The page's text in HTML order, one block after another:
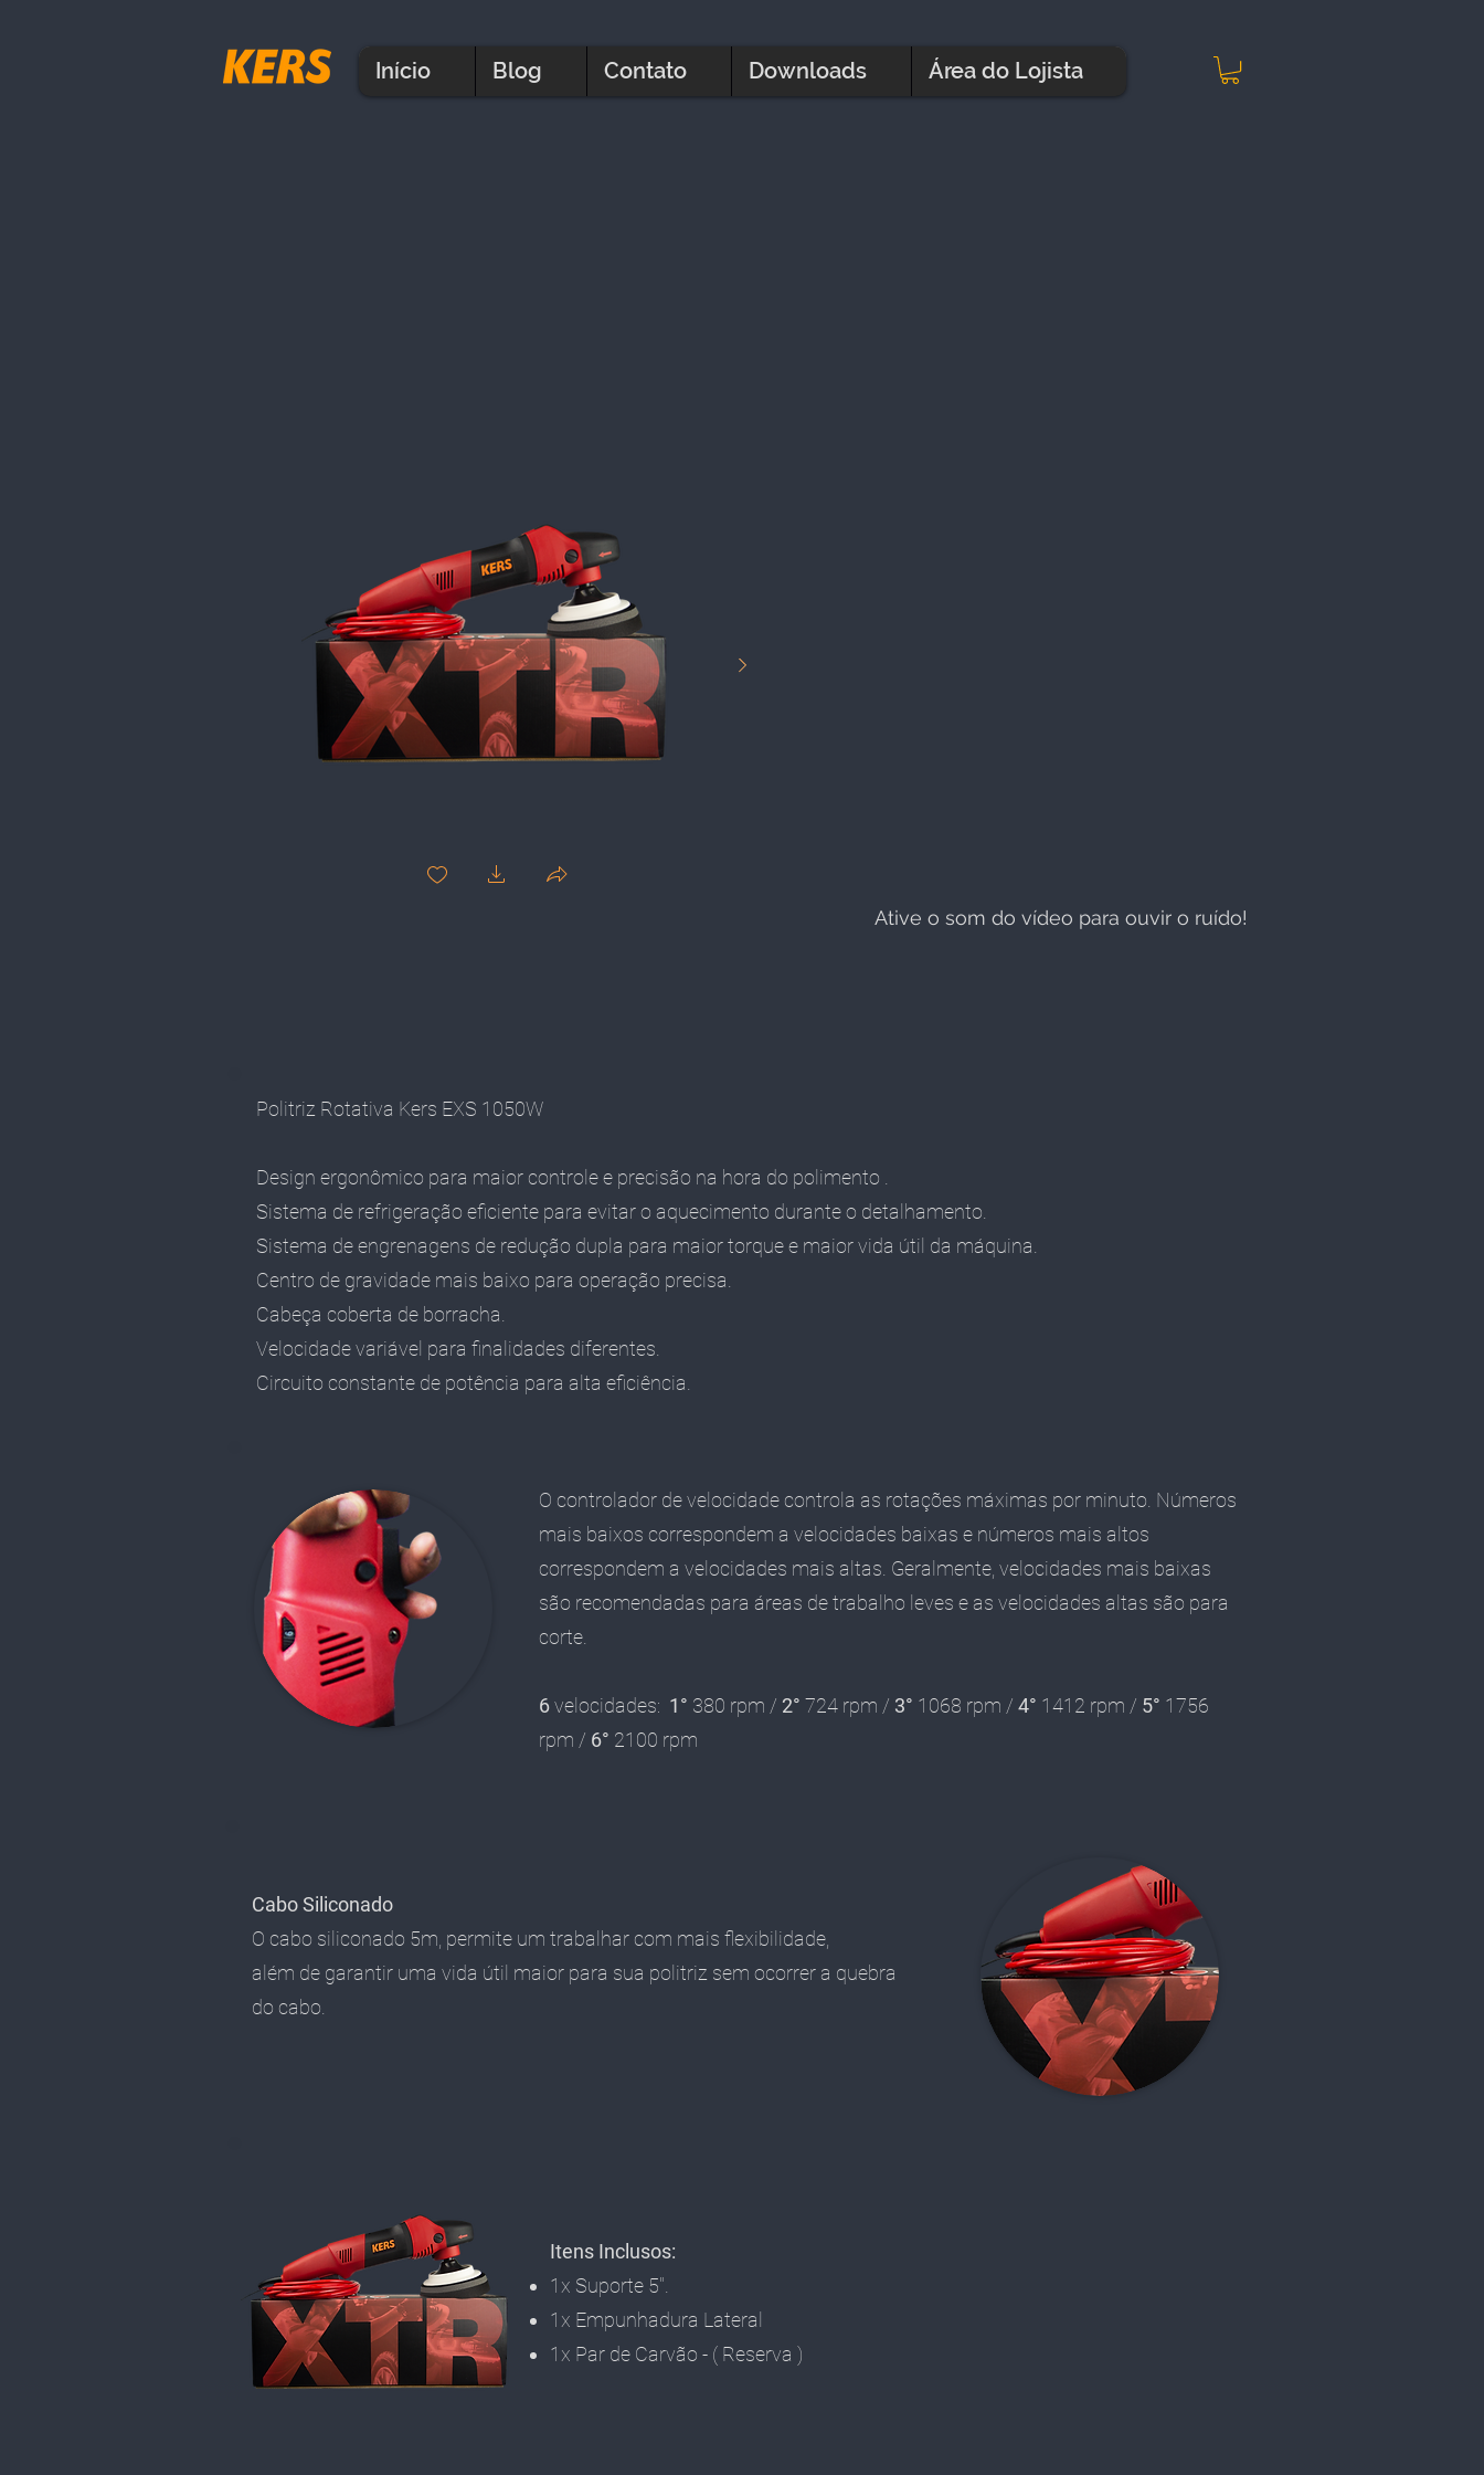
Início Blog Contato Downloads Área do Lojista
Ative o som do vídeo para ouvir o ruído!
Politriz Rotativa Kers EXS 1050W
Design ergonômico para maior controle e precisão na hora do polimento .
Sistema de refrigeração eficiente para evitar o aquecimento durante o detalhamento.
Sistema de engrenagens de redução dupla para maior torque e maior vida útil da máquina.
Centro de gravidade mais baixo para operação precisa.
Cabeça coberta de borracha.
Velocidade variável para finalidades diferentes.
Circuito constante de potência para alta eficiência.
O controlador de velocidade controla as rotações máximas por minuto . Números
mais baixos correspondem a velocidades baixas e números mais altos
correspondem a velocidades mais altas. Geralmente, velocidades mais baixas
são recomendadas para áreas de trabalho leves e as velocidades altas são para
corte.
6velocidades: 1° 380 rpm / 2° 724 rpm / 3° 1068 rpm / 4° 1412 rpm / 5° 1756
rpm / 6° 2100 rpm
Cabo Siliconado
O cabo siliconado 5m, permite um trabalhar com mais flexibilidade,
além de garantir uma vida útil maior para sua politriz sem ocorrer a quebra
do cabo.
Itens Inclusos:
1x Suporte 5".
1x Empunhadura Lateral
1x Par de Carvão - ( Reserva )